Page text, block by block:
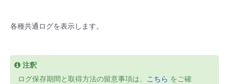
- 管理機能
- バックアップ
各種共通ログを表示します。
注釈
ログ保存期間と取得方法の留意事項は、 こちら をご確